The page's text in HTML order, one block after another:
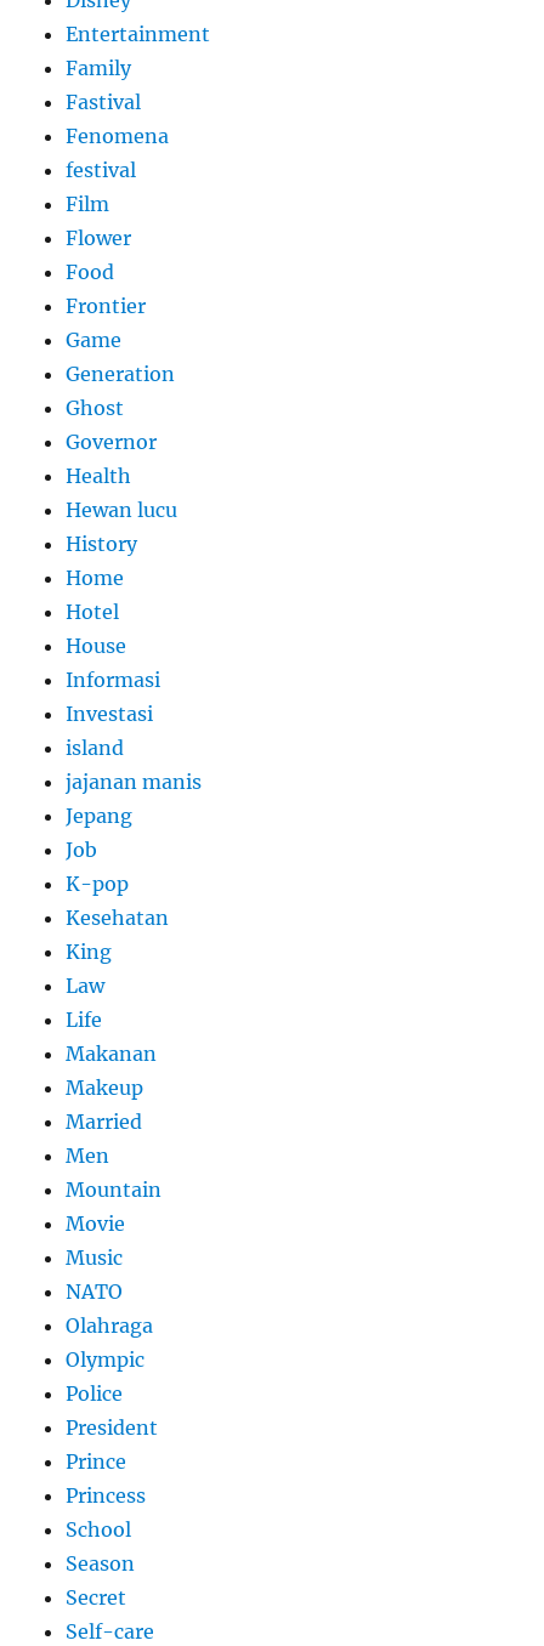
Entertainment
Family
Fastival
Fenomena
festival
Film
Flower
Food
Frontier
Game
Generation
Ghost
Governor
Health
Hewan lucu
History
Home
Hotel
House
Informasi
Investasi
island
jajanan manis
Jepang
Job
K-pop
Kesehatan
King
Law
Life
Makanan
Makeup
Married
Men
Mountain
Movie
Music
NATO
Olahraga
Olympic
Police
President
Prince
Princess
School
Season
Secret
Self-care